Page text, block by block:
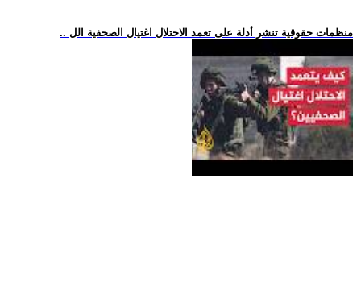
.. منظمات حقوقية تنشر أدلة على تعمد الاحتلال اغتيال الصحفية الل